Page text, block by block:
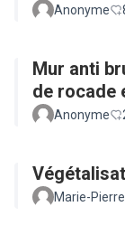
Anonyme
Mur anti
de rocade
Anonyme
Marie-Pierre